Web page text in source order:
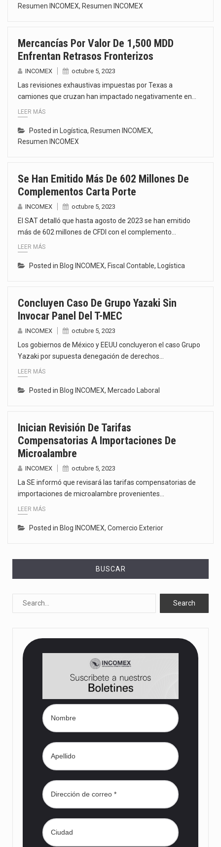
Resumen INCOMEX, Resumen INCOMEX
Mercancías Por Valor De 1,500 MDD
Enfrentan Retrasos Fronterizos
INCOMEX octubre 5, 2023
Las revisiones exhaustivas impuestas por Texas a
camiones que cruzan han impactado negativamente en…
LEER MÁS
Posted in Logística, Resumen INCOMEX,
Resumen INCOMEX
Se Han Emitido Más De 602 Millones De
Complementos Carta Porte
INCOMEX octubre 5, 2023
El SAT detalló que hasta agosto de 2023 se han emitido
más de 602 millones de CFDI con el complemento…
LEER MÁS
Posted in Blog INCOMEX, Fiscal Contable, Logística
Concluyen Caso De Grupo Yazaki Sin
Invocar Panel Del T-MEC
INCOMEX octubre 5, 2023
Los gobiernos de México y EEUU concluyeron el caso Grupo
Yazaki por supuesta denegación de derechos…
LEER MÁS
Posted in Blog INCOMEX, Mercado Laboral
Inician Revisión De Tarifas
Compensatorias A Importaciones De
Microalambre
INCOMEX octubre 5, 2023
La SE informó que revisará las tarifas compensatorias de
importaciones de microalambre provenientes…
LEER MÁS
Posted in Blog INCOMEX, Comercio Exterior
BUSCAR